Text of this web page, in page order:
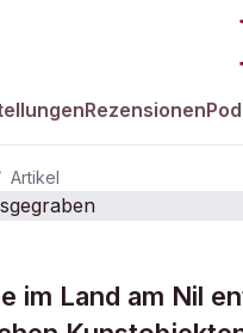
Rezensionen
Artikel
im Land am Nil